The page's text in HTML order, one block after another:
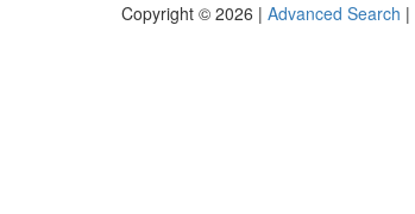
Copyright © 2026 | Advanced Search |